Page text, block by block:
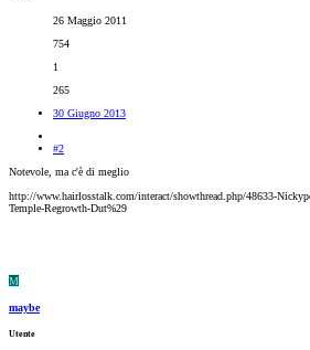
26 Maggio 2011
754
1
265
30 Giugno 2013
#2
Notevole, ma c'è di meglio
http://www.hairlosstalk.com/interact/showthread.php/48633-
Temple-Regrowth-Dut%29
M
maybe
Utente